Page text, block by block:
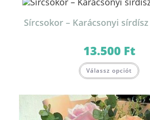
Sírcsokor – Karácsonyi sírdísz
13.500 Ft
Válassz opciót